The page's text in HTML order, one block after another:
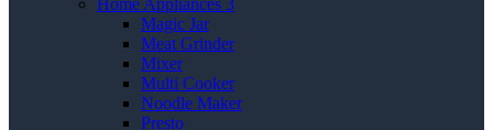
Home Appliances 3
Magic Jar
Meat Grinder
Mixer
Multi Cooker
Noodle Maker
Presto